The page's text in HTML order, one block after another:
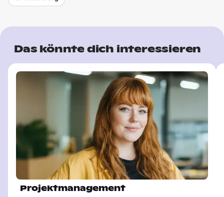
Das könnte dich interessieren
Projektmanagement